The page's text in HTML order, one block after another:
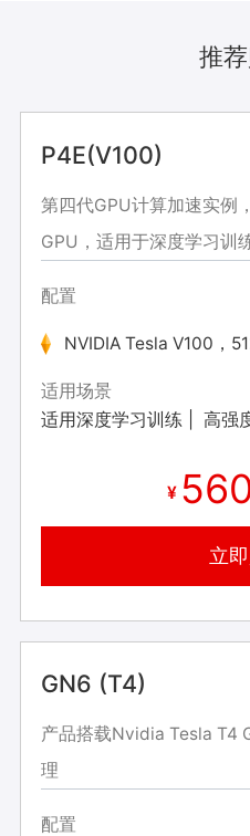
推
P4E(V100)
第四代GPU计算加速实例
GPU，适用于深度学习训
配置
适用场景
适用深度学习训练
高强
¥
立
GN6 (T4)
产品搭载Nvidia Tesla T4
理
配置